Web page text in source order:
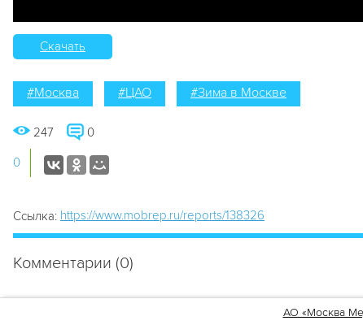
Скачать
#Москва #ЦАО #Зима в Москве
247 0
0
Ссылка: https://www.mobrep.ru/reports/138326
Комментарии (0)
АО «Москва